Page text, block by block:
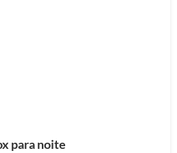
para noite